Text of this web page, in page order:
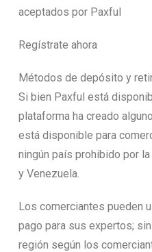
aceptados por Paxful
Regístrate ahora
Métodos de depósito y
Si bien Paxful está
plataforma ha creado
está disponible para
ningún país prohibido por la
y Venezuela.
Los comerciantes pueden
pago para sus expertos;
región según los